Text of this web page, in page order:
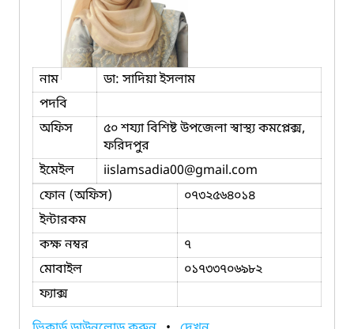
নাম
ডা: সাদিয়া ইসলাম
পদবি
অফিস
৫০ শয্যা বিশিষ্ট উপজেলা স্বাস্থ্য কমপ্লেক্স,
ফরিদপুর
ইমেইল
iislamsadia00@gmail.com
ফোন (অফিস)
০৭৩২৫৬৪০১৪
ইন্টারকম
কক্ষ নম্বর
৭
মোবাইল
০১৭৩৩৭০৬৯৮২
ফ্যাক্স